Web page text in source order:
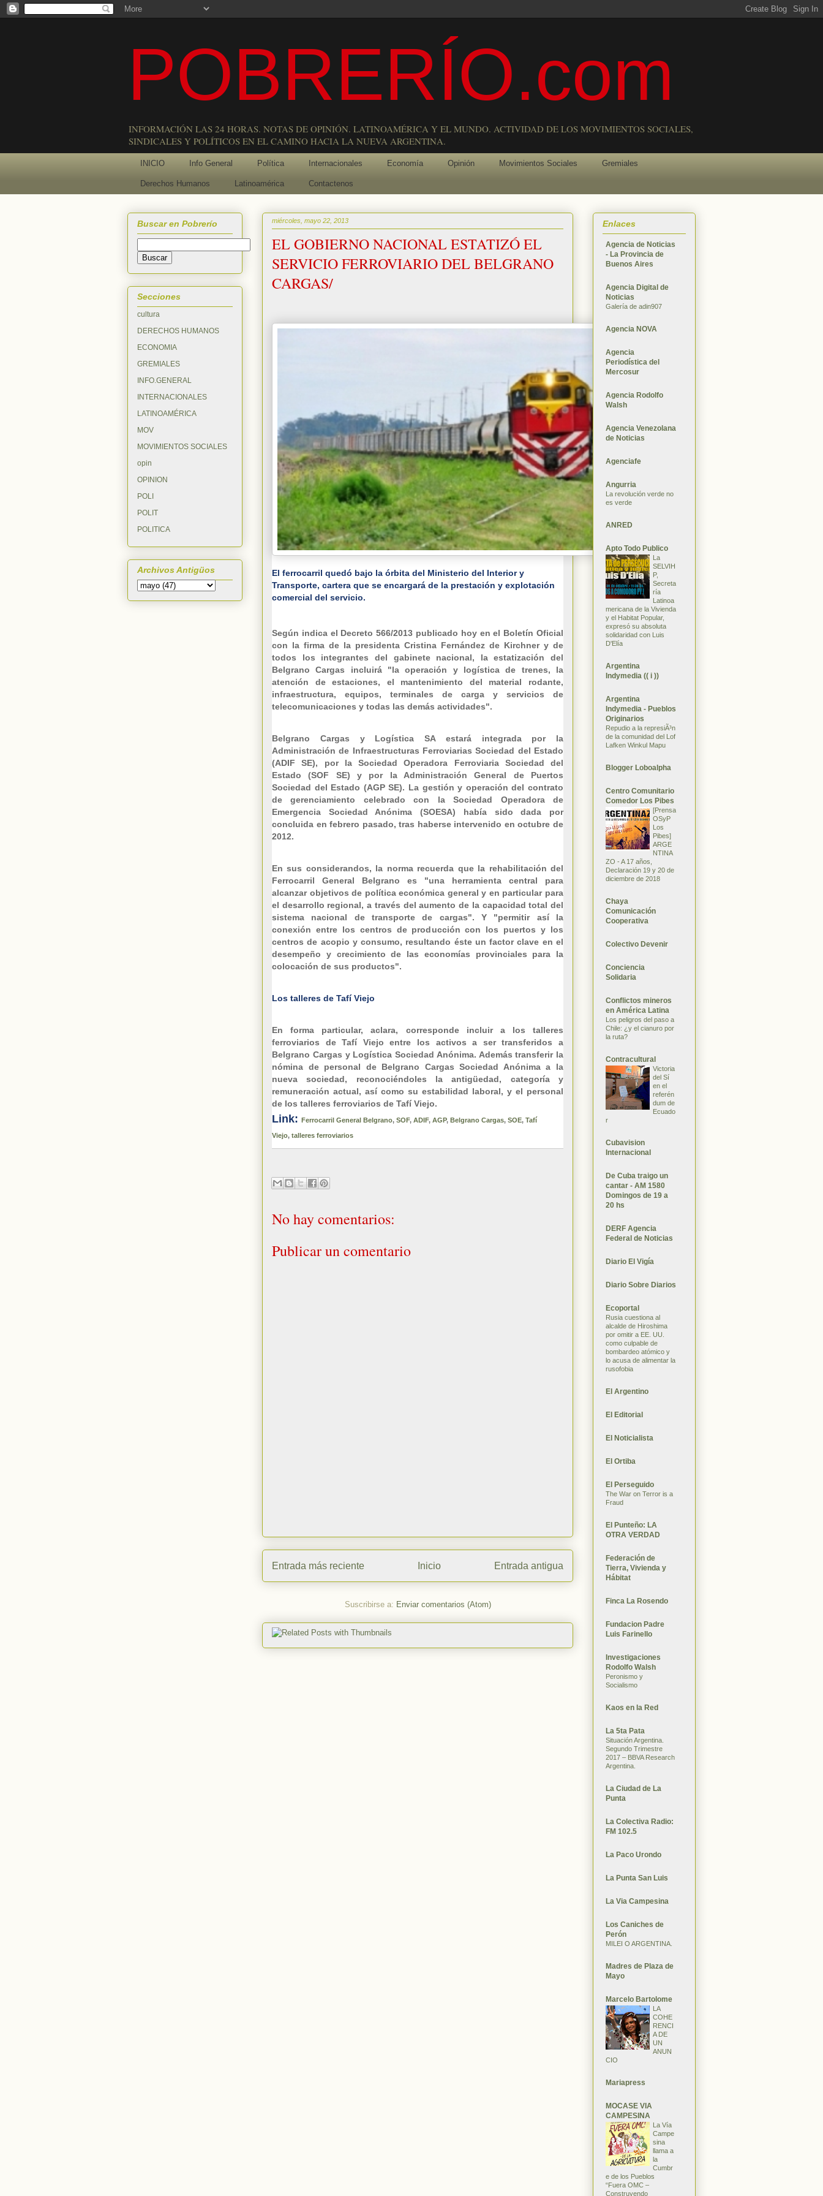
POBRERÍO.com
INFORMACIÓN LAS 24 HORAS. NOTAS DE OPINIÓN. LATINOAMÉRICA Y EL MUNDO. ACTIVIDAD DE LOS MOVIMIENTOS SOCIALES,
SINDICALES Y POLÍTICOS EN EL CAMINO HACIA LA NUEVA ARGENTINA.
INICIO Info General Política Internacionales Economía Opinión Movimientos Sociales Gremiales
Derechos Humanos Latinoamérica Contactenos
miércoles, mayo 22, 2013
EL GOBIERNO NACIONAL ESTATIZÓ EL
SERVICIO FERROVIARIO DEL BELGRANO
CARGAS/
El ferrocarril quedó bajo la órbita del Ministerio del Interior y
Transporte, cartera que se encargará de la prestación y explotación
comercial del servicio.
Según indica el Decreto 566/2013 publicado hoy en el Boletín Oficial
con la firma de la presidenta Cristina Fernández de Kirchner y de
todos los integrantes del gabinete nacional, la estatización del
Belgrano Cargas incluirá "la operación y logística de trenes, la
atención de estaciones, el mantenimiento del material rodante,
infraestructura, equipos, terminales de carga y servicios de
telecomunicaciones y todas las demás actividades".
Belgrano Cargas y Logística SA estará integrada por la
Administración de Infraestructuras Ferroviarias Sociedad del Estado
(ADIF SE), por la Sociedad Operadora Ferroviaria Sociedad del
Estado (SOF SE) y por la Administración General de Puertos
Sociedad del Estado (AGP SE). La gestión y operación del contrato
de gerenciamiento celebrado con la Sociedad Operadora de
Emergencia Sociedad Anónima (SOESA) había sido dada por
concluida en febrero pasado, tras haberse intervenido en octubre de
2012.
En sus considerandos, la norma recuerda que la rehabilitación del
Ferrocarril General Belgrano es "una herramienta central para
alcanzar objetivos de política económica general y en particular para
el desarrollo regional, a través del aumento de la capacidad total del
sistema nacional de transporte de cargas". Y "permitir así la
conexión entre los centros de producción con los puertos y los
centros de acopio y consumo, resultando éste un factor clave en el
desempeño y crecimiento de las economías provinciales para la
colocación de sus productos".
Los talleres de Tafí Viejo
En forma particular, aclara, corresponde incluir a los talleres
ferroviarios de Tafí Viejo entre los activos a ser transferidos a
Belgrano Cargas y Logística Sociedad Anónima. Además transferir la
nómina de personal de Belgrano Cargas Sociedad Anónima a la
nueva sociedad, reconociéndoles la antigüedad, categoría y
remuneración actual, así como su estabilidad laboral, y el personal
de los talleres ferroviarios de Tafí Viejo.
Link: Ferrocarril General Belgrano, SOF, ADIF, AGP, Belgrano Cargas, SOE, Tafí
Viejo, talleres ferroviarios
No hay comentarios:
Publicar un comentario
Entrada más reciente Entrada antigua
Inicio
Suscribirse a: Enviar comentarios (Atom)
Buscar en Pobrerío
Secciones
cultura
DERECHOS HUMANOS
ECONOMIA
GREMIALES
INFO.GENERAL
INTERNACIONALES
LATINOAMÉRICA
MOV
MOVIMIENTOS SOCIALES
opin
OPINION
POLI
POLIT
POLITICA
Archivos Antigüos
Enlaces
Agencia de Noticias
- La Provincia de
Buenos Aires
Agencia Digital de
Noticias
Galería de adin907
Agencia NOVA
Agencia
Periodística del
Mercosur
Agencia Rodolfo
Walsh
Agencia Venezolana
de Noticias
Agenciafe
Angurria
La revolución verde no
es verde
ANRED
Apto Todo Publico
La
SELVIH
P,
Secreta
ría
Latinoa
mericana de la Vivienda
y el Habitat Popular,
expresó su absoluta
solidaridad con Luis
D'Elía
Argentina
Indymedia (( i ))
Argentina
Indymedia - Pueblos
Originarios
Repudio a la represiÃ³n
de la comunidad del Lof
Lafken Winkul Mapu
Blogger Loboalpha
Centro Comunitario
Comedor Los Pibes
[Prensa
OSyP
Los
Pibes]
ARGE
NTINA
ZO - A 17 años,
Declaración 19 y 20 de
diciembre de 2018
Chaya
Comunicación
Cooperativa
Colectivo Devenir
Conciencia
Solidaria
Conflictos mineros
en América Latina
Los peligros del paso a
Chile: ¿y el cianuro por
la ruta?
Contracultural
Victoria
del Sí
en el
referén
dum de
Ecuado
r
Cubavision
Internacional
De Cuba traigo un
cantar - AM 1580
Domingos de 19 a
20 hs
DERF Agencia
Federal de Noticias
Diario El Vigía
Diario Sobre Diarios
Ecoportal
Rusia cuestiona al
alcalde de Hiroshima
por omitir a EE. UU.
como culpable de
bombardeo atómico y
lo acusa de alimentar la
rusofobia
El Argentino
El Editorial
El Noticialista
El Ortiba
El Perseguido
The War on Terror is a
Fraud
El Punteño: LA
OTRA VERDAD
Federación de
Tierra, Vivienda y
Hábitat
Finca La Rosendo
Fundacion Padre
Luis Farinello
Investigaciones
Rodolfo Walsh
Peronismo y
Socialismo
Kaos en la Red
La 5ta Pata
Situación Argentina.
Segundo Trimestre
2017 – BBVA Research
Argentina.
La Ciudad de La
Punta
La Colectiva Radio:
FM 102.5
La Paco Urondo
La Punta San Luis
La Via Campesina
Los Caniches de
Perón
MILEI O ARGENTINA.
Madres de Plaza de
Mayo
Marcelo Bartolome
LA
COHE
RENCI
A DE
UN
ANUN
CIO
Mariapress
MOCASE VIA
CAMPESINA
La Vía
Campe
sina
llama a
la
Cumbr
e de los Pueblos
“Fuera OMC –
Construyendo